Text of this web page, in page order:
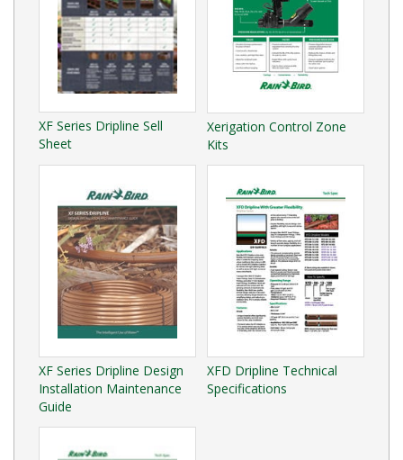
XF Series Dripline Sell
Sheet
Xerigation Control Zone
Kits
XF Series Dripline Design
Installation Maintenance
Guide
XFD Dripline Technical
Specifications